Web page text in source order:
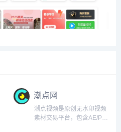
潮点网
潮点视频是原创无水印视频
素材交易平台，包含AE/PR